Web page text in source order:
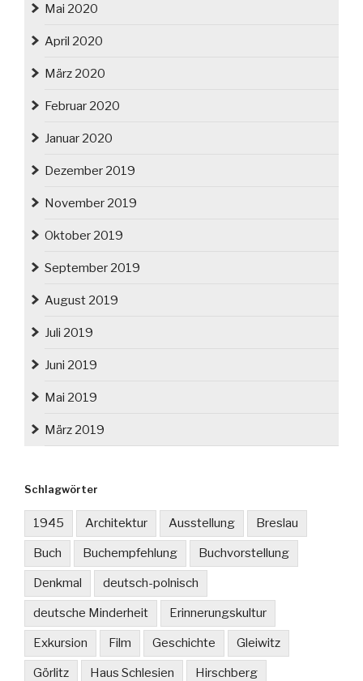
Mai 2020
April 2020
März 2020
Februar 2020
Januar 2020
Dezember 2019
November 2019
Oktober 2019
September 2019
August 2019
Juli 2019
Juni 2019
Mai 2019
März 2019
Schlagwörter
1945 Architektur Ausstellung Breslau
Buch Buchempfehlung Buchvorstellung
Denkmal deutsch-polnisch
deutsche Minderheit Erinnerungskultur
Exkursion Film Geschichte Gleiwitz
Görlitz Haus Schlesien Hirschberg